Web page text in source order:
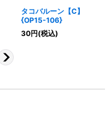
タコバルーン【C】
{OP15-106}
30円(税込)